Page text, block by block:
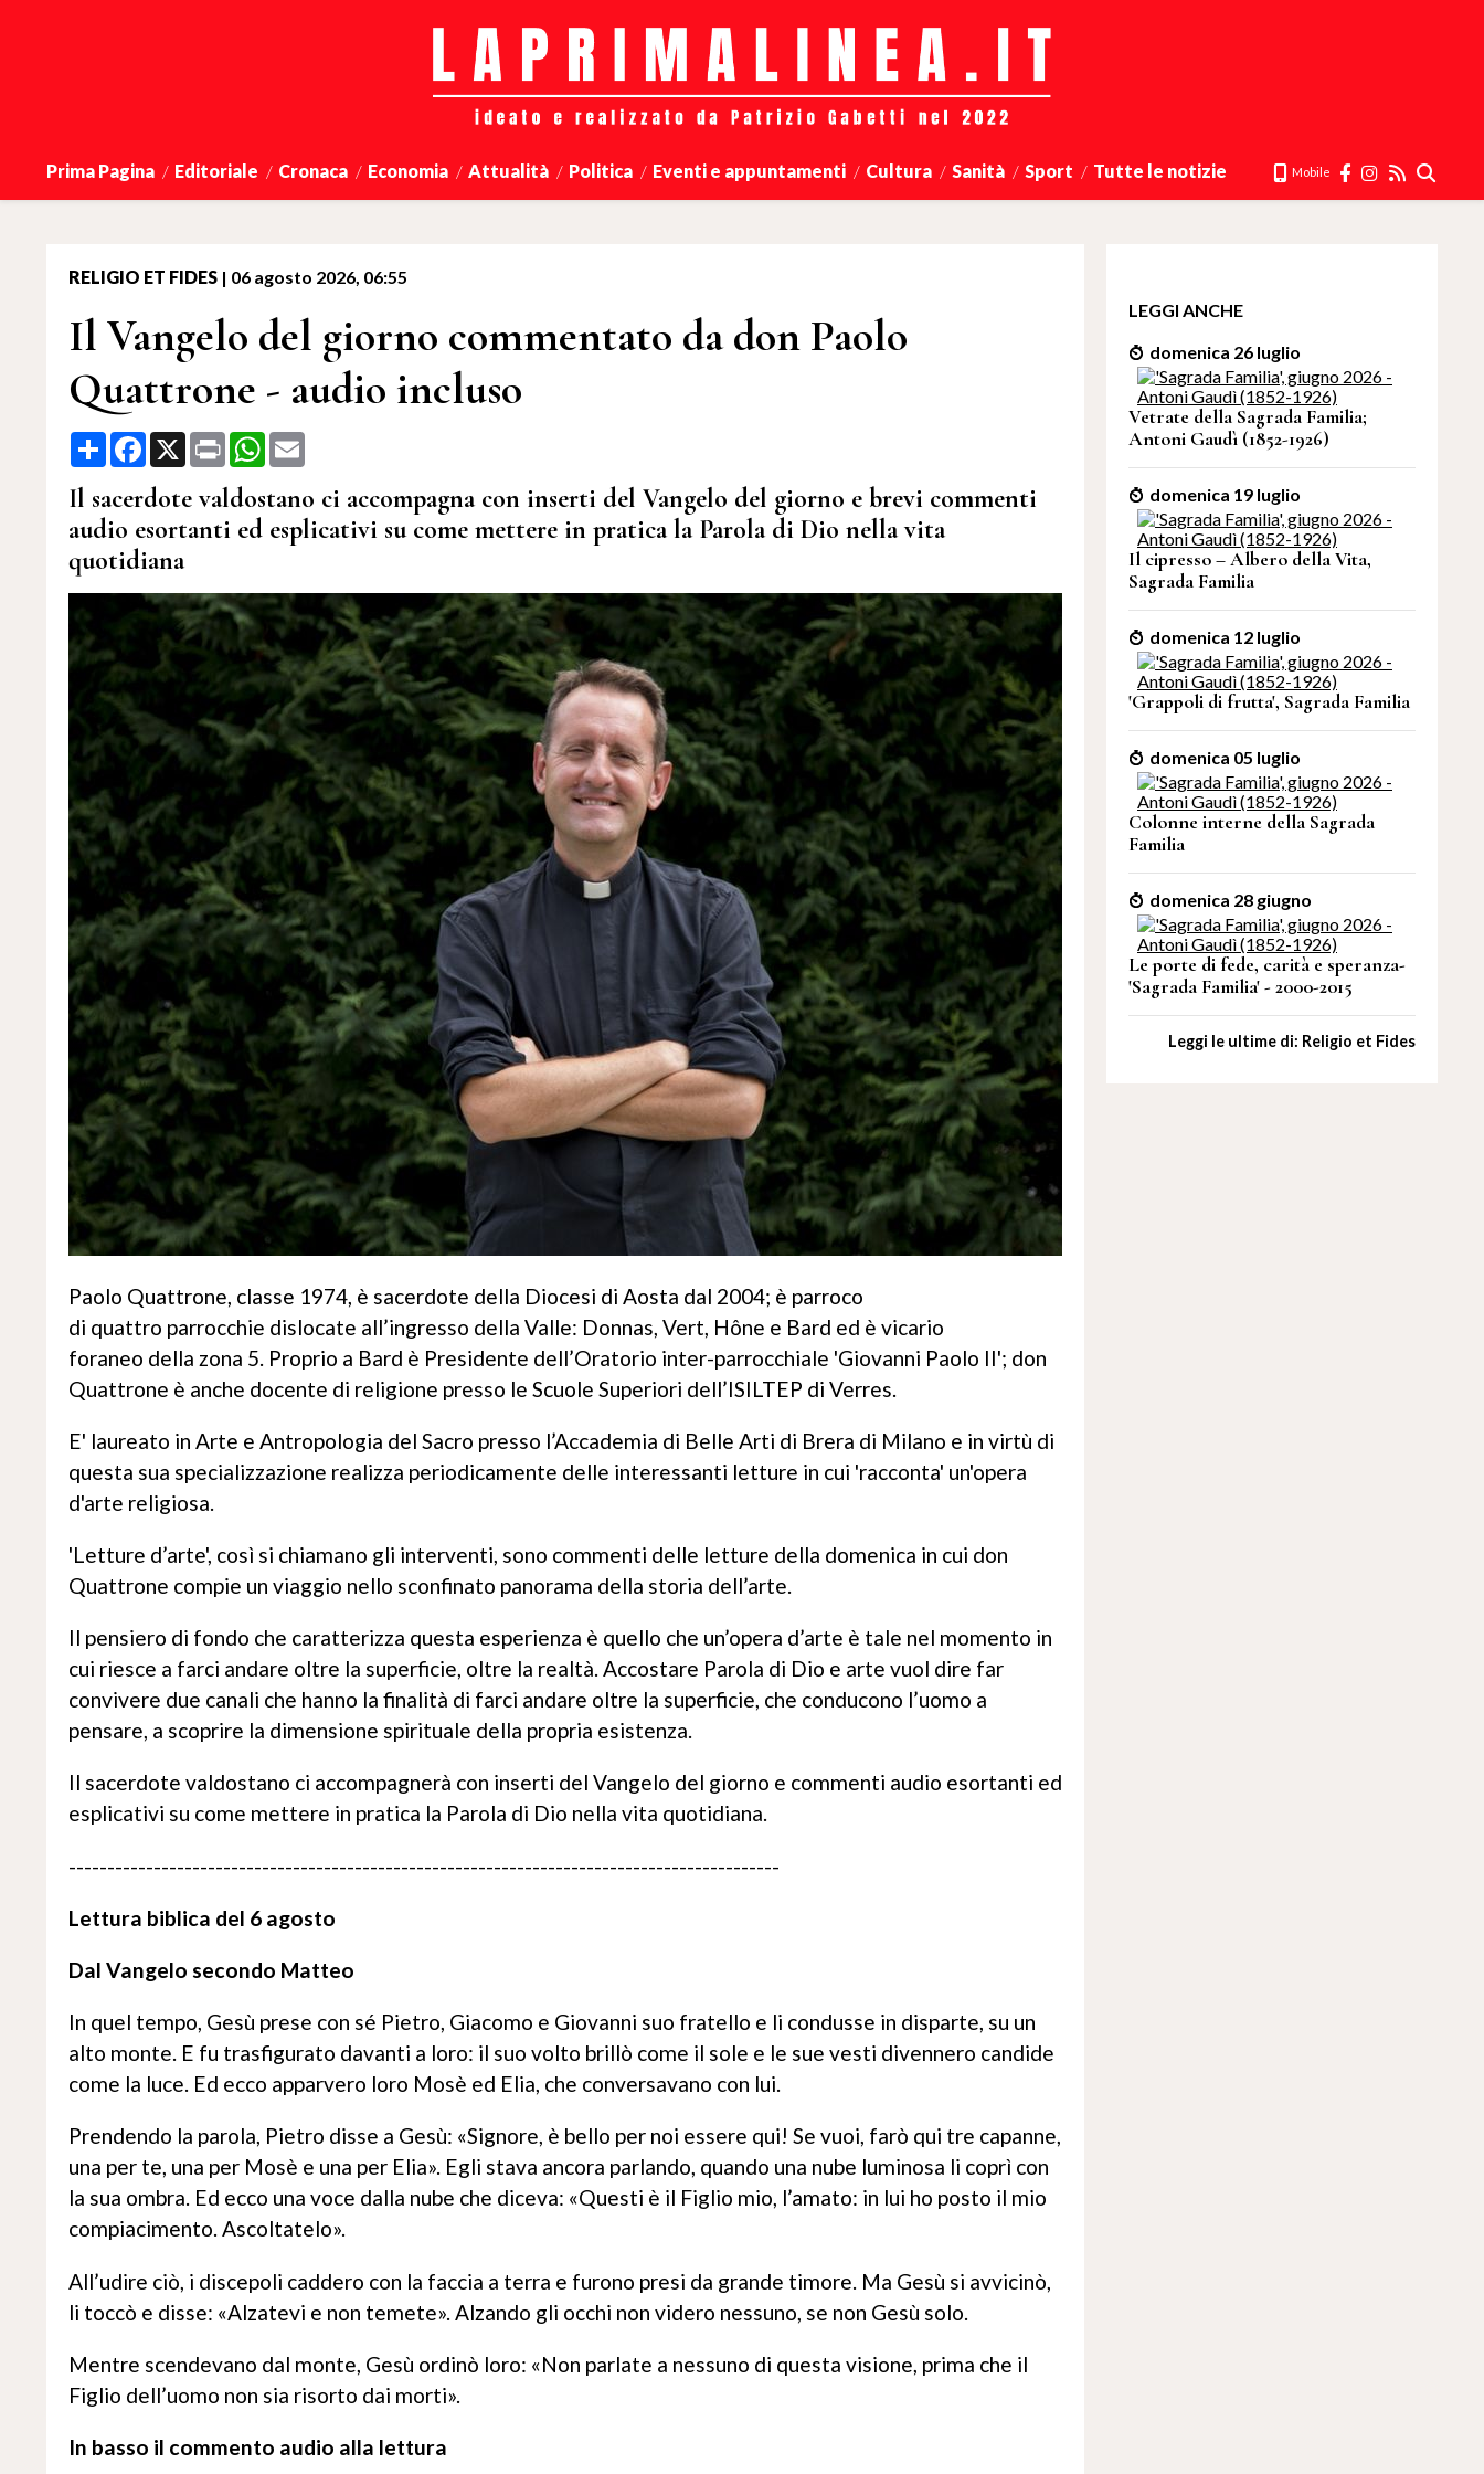
Prima Pagina Editoriale Cronaca Economia Attualità Politica Eventi e appuntamenti Cultura Sanità Sport Tutte le notizie Mobile
RELIGIO ET FIDES | 06 agosto 2026, 06:55
Il Vangelo del giorno commentato da don Paolo
Quattrone - audio incluso
Share Facebook
X Print WhatsApp
Il sacerdote valdostano ci accompagna con inserti del Vangelo del giorno e brevi commenti
audio esortanti ed esplicativi su come mettere in pratica la Parola di Dio nella vita
quotidiana
Paolo Quattrone, classe 1974, è sacerdote della Diocesi di Aosta dal 2004; è parroco
di quattro parrocchie dislocate all’ingresso della Valle: Donnas, Vert, Hône e Bard ed è vicario
foraneo della zona 5. Proprio a Bard è Presidente dell’Oratorio inter-parrocchiale 'Giovanni Paolo II'; don
Quattrone è anche docente di religione presso le Scuole Superiori dell’ISILTEP di Verres.
E' laureato in Arte e Antropologia del Sacro presso l’Accademia di Belle Arti di Brera di Milano e in virtù di
questa sua specializzazione realizza periodicamente delle interessanti letture in cui 'racconta' un'opera
d'arte religiosa.
'Letture d’arte', così si chiamano gli interventi, sono commenti delle letture della domenica in cui don
Quattrone compie un viaggio nello sconfinato panorama della storia dell’arte.
Il pensiero di fondo che caratterizza questa esperienza è quello che un’opera d’arte è tale nel momento in
cui riesce a farci andare oltre la superficie, oltre la realtà. Accostare Parola di Dio e arte vuol dire far
convivere due canali che hanno la finalità di farci andare oltre la superficie, che conducono l’uomo a
pensare, a scoprire la dimensione spirituale della propria esistenza.
Il sacerdote valdostano ci accompagnerà con inserti del Vangelo del giorno e commenti audio esortanti ed
esplicativi su come mettere in pratica la Parola di Dio nella vita quotidiana.
--------------------------------------------------------------------------------------------
Lettura biblica del 6 agosto
Dal Vangelo secondo Matteo
In quel tempo, Gesù prese con sé Pietro, Giacomo e Giovanni suo fratello e li condusse in disparte, su un
alto monte. E fu trasfigurato davanti a loro: il suo volto brillò come il sole e le sue vesti divennero candide
come la luce. Ed ecco apparvero loro Mosè ed Elia, che conversavano con lui.
Prendendo la parola, Pietro disse a Gesù: «Signore, è bello per noi essere qui! Se vuoi, farò qui tre capanne,
una per te, una per Mosè e una per Elia». Egli stava ancora parlando, quando una nube luminosa li coprì con
la sua ombra. Ed ecco una voce dalla nube che diceva: «Questi è il Figlio mio, l’amato: in lui ho posto il mio
compiacimento. Ascoltatelo».
All’udire ciò, i discepoli caddero con la faccia a terra e furono presi da grande timore. Ma Gesù si avvicinò,
li toccò e disse: «Alzatevi e non temete». Alzando gli occhi non videro nessuno, se non Gesù solo.
Mentre scendevano dal monte, Gesù ordinò loro: «Non parlate a nessuno di questa visione, prima che il
Figlio dell’uomo non sia risorto dai morti».
In basso il commento audio alla lettura
LEGGI ANCHE
domenica 26 luglio
Vetrate della Sagrada Familia;
Antoni Gaudì (1852-1926)
domenica 19 luglio
Il cipresso – Albero della Vita,
Sagrada Familia
domenica 12 luglio
'Grappoli di frutta', Sagrada Familia
domenica 05 luglio
Colonne interne della Sagrada
Familia
domenica 28 giugno
Le porte di fede, carità e speranza-
'Sagrada Familia' - 2000-2015
Leggi le ultime di: Religio et Fides